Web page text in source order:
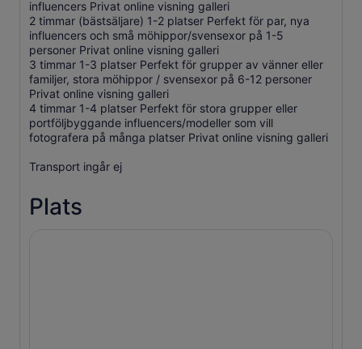
influencers Privat online visning galleri
2 timmar (bästsäljare) 1-2 platser Perfekt för par, nya
influencers och små möhippor/svensexor på 1-5
personer Privat online visning galleri
3 timmar 1-3 platser Perfekt för grupper av vänner eller
familjer, stora möhippor / svensexor på 6-12 personer
Privat online visning galleri
4 timmar 1-4 platser Perfekt för stora grupper eller
portföljbyggande influencers/modeller som vill
fotografera på många platser Privat online visning galleri
Transport ingår ej
Plats